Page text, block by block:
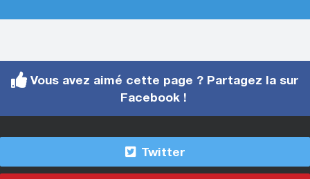
Vous avez aimé cette page ? Partagez la sur
Facebook !
Twitter